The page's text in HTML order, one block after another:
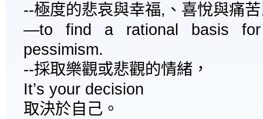
--極度的悲哀與幸福,、喜悅與痛
—to find a rational basis for
pessimism.
--採取樂觀或悲觀的情緒，
It’s your decision
取決於自己。